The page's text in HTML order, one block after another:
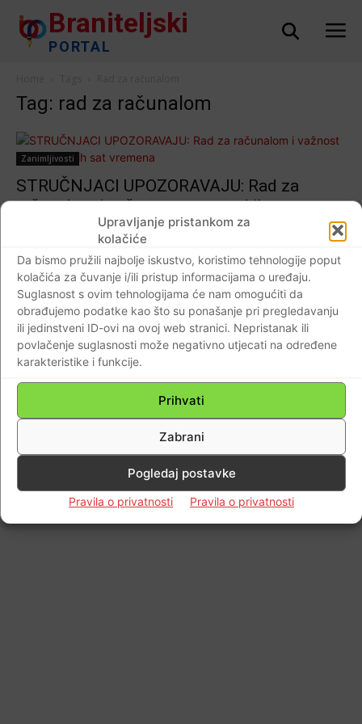
Upravljanje pristankom za
kolačiće
Da bismo pružili najbolje iskustvo, koristimo tehnologije poput
kolačića za čuvanje i/ili pristup informacijama o uređaju.
Suglasnost s ovim tehnologijama će nam omogućiti da
obrađujemo podatke kao što su ponašanje pri pregledavanju
ili jedinstveni ID-ovi na ovoj web stranici. Nepristanak ili
povlačenje suglasnosti može negativno utjecati na određene
karakteristike i funkcije.
Prihvati
Zabrani
Pogledaj postavke
Pravila o privatnosti Pravila o privatnosti
Braniteljski
PORTAL
Tag: rad za računalom
Zanimljivosti
STRUČNJACI UPOZORAVAJU: Rad za
računalom i važnost pauza svakih sat
Impressum Kontaktirajte nas Pravila o privatnosti
© Newspaper WordPress Theme by TagDiv